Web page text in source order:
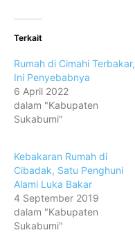
Terkait
Rumah di Cimahi Terbakar,
Ini Penyebabnya
6 April 2022
dalam "Kabupaten
Sukabumi"
Kebakaran Rumah di
Cibadak, Satu Penghuni
Alami Luka Bakar
4 September 2019
dalam "Kabupaten
Sukabumi"